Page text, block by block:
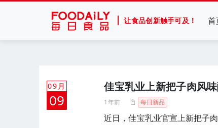
让食品创新触手可及！ 首
09月
09
佳宝乳业上新把子肉风
1年前 每日新品
近日，佳宝乳业官宣上新把子